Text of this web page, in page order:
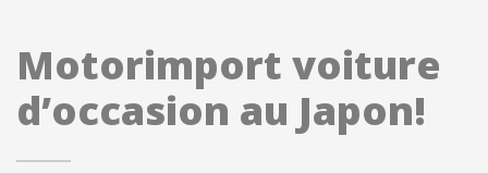
Motorimport voiture
d’occasion au Japon!